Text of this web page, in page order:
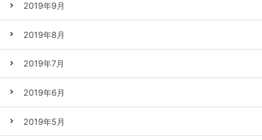
2019年9月
2019年8月
2019年7月
2019年6月
2019年5月